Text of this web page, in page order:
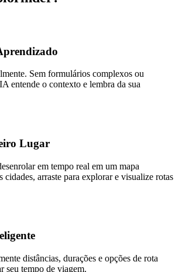
Sem formulários complexos ou
entende o contexto e lembra da sua
Lugar
em tempo real em um mapa
arraste para explorar e visualize rotas
distâncias, durações e opções de rota
seu tempo de viagem.